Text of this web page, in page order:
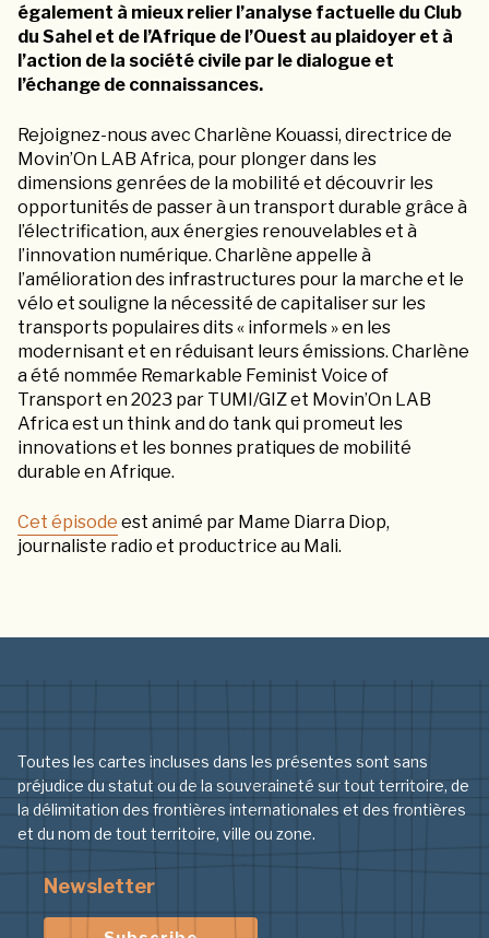
également à mieux relier l’analyse factuelle du Club
du Sahel et de l’Afrique de l’Ouest au plaidoyer et à
l’action de la société civile par le dialogue et
l’échange de connaissances.
Rejoignez-nous avec Charlène Kouassi, directrice de
Movin’On LAB Africa, pour plonger dans les
dimensions genrées de la mobilité et découvrir les
opportunités de passer à un transport durable grâce à
l’électrification, aux énergies renouvelables et à
l’innovation numérique. Charlène appelle à
l’amélioration des infrastructures pour la marche et le
vélo et souligne la nécessité de capitaliser sur les
transports populaires dits « informels » en les
modernisant et en réduisant leurs émissions. Charlène
a été nommée Remarkable Feminist Voice of
Transport en 2023 par TUMI/GIZ et Movin’On LAB
Africa est un think and do tank qui promeut les
innovations et les bonnes pratiques de mobilité
durable en Afrique.
Cet épisode est animé par Mame Diarra Diop,
journaliste radio et productrice au Mali.
Toutes les cartes incluses dans les présentes sont sans
préjudice du statut ou de la souveraineté sur tout territoire, de
la délimitation des frontières internationales et des frontières
et du nom de tout territoire, ville ou zone.
Newsletter